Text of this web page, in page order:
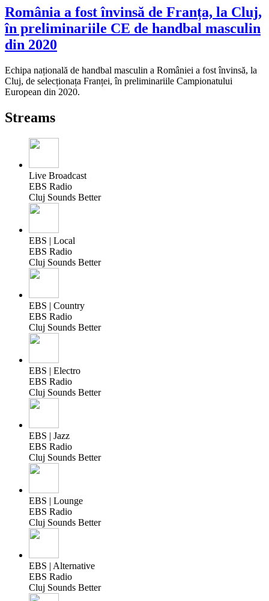
România a fost învinsă de Franța, la Cluj,
în preliminariile CE de handbal masculin
din 2020
Echipa națională de handbal masculin a României a fost învinsă, la
Cluj, de selecționața Franței, în preliminariile Campionatului
European din 2020.
Streams
Live Broadcast
EBS Radio
Cluj Sounds Better
EBS | Local
EBS Radio
Cluj Sounds Better
EBS | Country
EBS Radio
Cluj Sounds Better
EBS | Electro
EBS Radio
Cluj Sounds Better
EBS | Jazz
EBS Radio
Cluj Sounds Better
EBS | Lounge
EBS Radio
Cluj Sounds Better
EBS | Alternative
EBS Radio
Cluj Sounds Better